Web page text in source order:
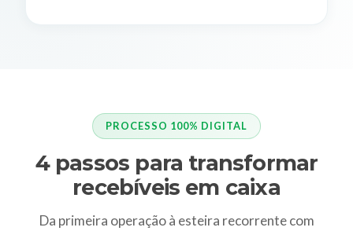
PROCESSO 100% DIGITAL
4 passos para transformar
recebíveis em caixa
Da primeira operação à esteira recorrente com